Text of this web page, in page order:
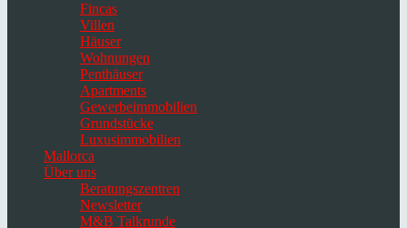
Fincas
Villen
Häuser
Wohnungen
Penthäuser
Apartments
Gewerbeimmobilien
Grundstücke
Luxusimmobilien
Mallorca
Über uns
Beratungszentren
Newsletter
M&B Talkrunde